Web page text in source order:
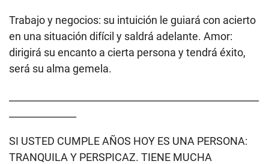
Trabajo y negocios: su intuición le guiará con acierto
en una situación difícil y saldrá adelante. Amor:
dirigirá su encanto a cierta persona y tendrá éxito,
será su alma gemela.
SI USTED CUMPLE AÑOS HOY ES UNA PERSONA:
TRANQUILA Y PERSPICAZ. TIENE MUCHA